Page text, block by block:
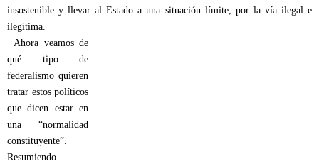
insostenible y llevar al Estado a una situación límite, por la vía ilegal e
ilegítima.
Ahora veamos de
qué tipo de
federalismo quieren
tratar estos políticos
que dicen estar en
una “normalidad
constituyente”.
Resumiendo